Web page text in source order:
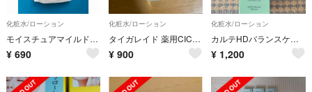
化粧水/ローション
モイスチュアマイルド ホワイト ローションM
¥ 690
化粧水/ローション
タイガレイド 薬用CICAウォーターミスト ミニ
¥ 900
化粧水/ローション
カルテHDバランスケアローション
¥ 1,200